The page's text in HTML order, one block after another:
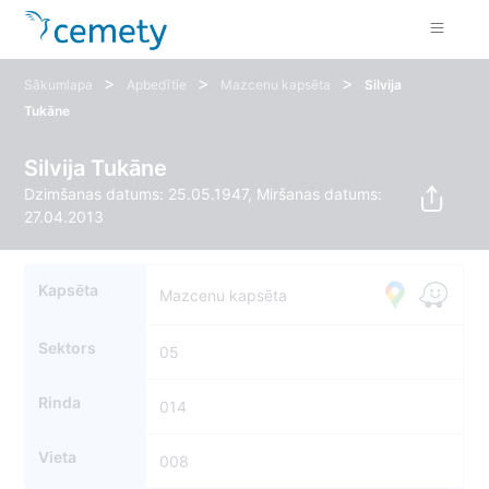
Sākumlapa > Apbedītie > Mazcenu kapsēta >
Silvija
Tukāne
Silvija Tukāne
Dzimšanas datums: 25.05.1947, Miršanas datums:
27.04.2013
Kapsēta Mazcenu kapsēta
Sektors 05
Rinda 014
Vieta 008